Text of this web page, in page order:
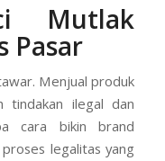
Mutlak
Pasar
Menjual produk
tindakan ilegal dan
cara bikin brand
legalitas yang